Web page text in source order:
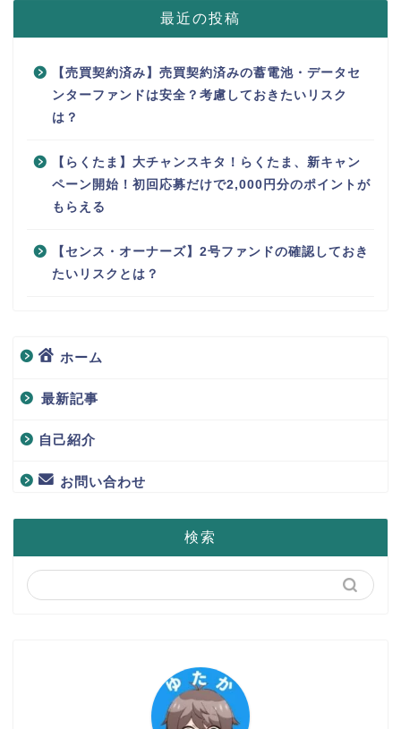
最近の投稿
【売買契約済み】売買契約済みの蓄電池・データセ
ンターファンドは安全？考慮しておきたいリスク
は？
【らくたま】大チャンスキタ！らくたま、新キャン
ペーン開始！初回応募だけで2,000円分のポイントが
もらえる
【センス・オーナーズ】2号ファンドの確認しておき
たいリスクとは？
ホーム
最新記事
自己紹介
お問い合わせ
検索